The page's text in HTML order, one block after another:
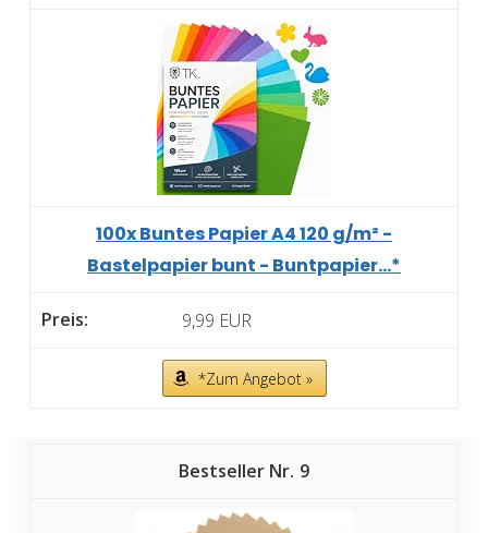
100x Buntes Papier A4 120 g/m² -
Bastelpapier bunt - Buntpapier...*
9,99 EUR
*Zum Angebot »
9